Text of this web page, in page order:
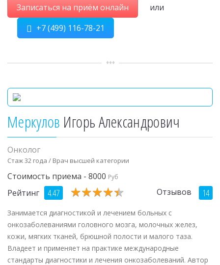
Записаться на приём онлайн
или
+7 (499) 116-78-21
Меркулов Игорь Александрович
Онколог
Стаж 32 года / Врач высшей категории
Стоимость приема - 8000 Руб
Рейтинг 4.47 ★★★★★
★★★★★ Отзывов 14
Занимается диагностикой и лечением больных с
онкозаболеваниями головного мозга, молочных желез,
кожи, мягких тканей, брюшной полости и малого таза.
Владеет и применяет на практике международные
стандарты диагностики и лечения онкозаболеваний. Автор